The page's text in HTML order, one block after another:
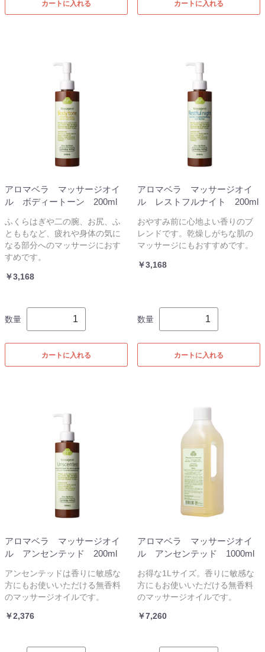
カートに入れる カートに入れる
アロマベラ マッサージオイ
ル ボディートーン 200ml
ふくらはぎや二の腕、お尻、ふ
とももなど、疲れや身体の気に
なる部分へのマッサージにおす
すめです。
￥3,168
数量
カートに入れる
アロマベラ マッサージオイ
ル レストフルナイト 200ml
おやすみ前に心地よい香りのブ
レンドです。乾燥しがちな肌の
マッサージにもおすすめです。
￥3,168
数量
カートに入れる
アロマベラ マッサージオイ
ル アンセンテッド 200ml
アンセンテッドは香りに敏感な
方にもお使いいただける無香料
のマッサージオイルです。
￥2,376
アロマベラ マッサージオイ
ル アンセンテッド 1000ml
お得な1Lサイズ。香りに敏感な
方にもお使いいただける無香料
のマッサージオイルです。
￥7,260